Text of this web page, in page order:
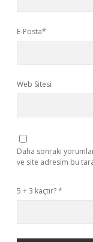
E-Posta*
Web Sitesi
Daha sonraki
ve site adresim bu
5 + 3 kaçtır?*